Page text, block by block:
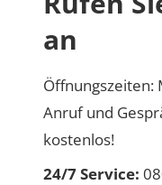
an
Öffnungszeiten:
Anruf und
kostenlos!
24/7 Service: